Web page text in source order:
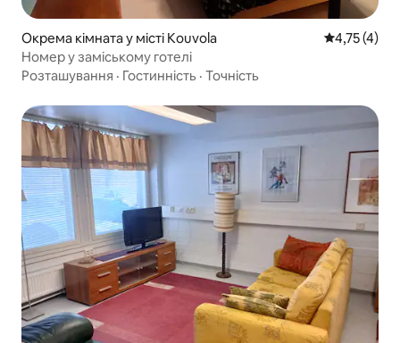
Окрема кімната у місті Kouvola Середня
4,75 (4)
Номер у заміському готелі
Розташування · Гостинність · Точність